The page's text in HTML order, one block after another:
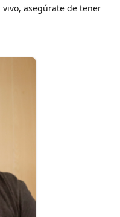
asegúrate de tener